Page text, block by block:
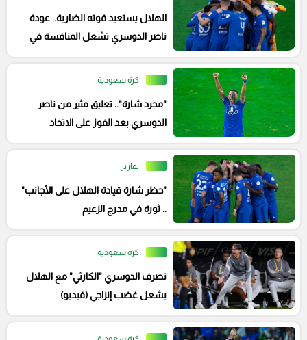
الهلال يستعيد قوته الضاربة.. عودة
ناصر الدوسري تشعل المنافسة في
كرة سعودية
"مجرد شارة".. تعليق مثير من ناصر
الدوسري بعد الفوز على الاتحاد
تقارير
"حظر شارة قيادة الهلال على الأجانب"
.. ثورة في مدرج الزعيم
كرة سعودية
تصرف الدوسري "الكارثي" مع الهلال
يشعل غضب إنزاجي (فيديو)